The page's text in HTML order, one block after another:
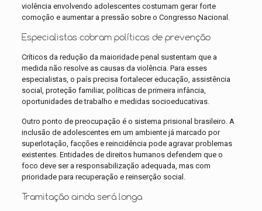
violência envolvendo adolescentes costumam gerar forte
comoção e aumentar a pressão sobre o Congresso Nacional.
Especialistas cobram políticas de prevenção
Críticos da redução da maioridade penal sustentam que a
medida não resolve as causas da violência. Para esses
especialistas, o país precisa fortalecer educação, assistência
social, proteção familiar, políticas de primeira infância,
oportunidades de trabalho e medidas socioeducativas.
Outro ponto de preocupação é o sistema prisional brasileiro. A
inclusão de adolescentes em um ambiente já marcado por
superlotação, facções e reincidência pode agravar problemas
existentes. Entidades de direitos humanos defendem que o
foco deve ser a responsabilização adequada, mas com
prioridade para recuperação e reinserção social.
Tramitação ainda será longa